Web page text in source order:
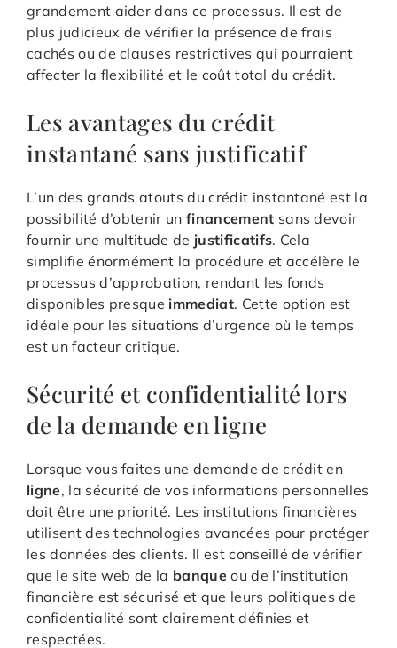
grandement aider dans ce processus. Il est de
plus judicieux de vérifier la présence de frais
cachés ou de clauses restrictives qui pourraient
affecter la flexibilité et le coût total du crédit.
Les avantages du crédit
instantané sans justificatif
L’un des grands atouts du crédit instantané est la
possibilité d’obtenir unfinancement sans devoir
fournir une multitude de justificatifs. Cela
simplifie énormément la procédure et accélère le
processus d’approbation, rendant les fonds
disponibles presque immediat. Cette option est
idéale pour les situations d’urgence où le temps
est un facteur critique.
Sécurité et confidentialité lors
de la demande en ligne
Lorsque vous faites une demande de crédit en
ligne, la sécurité de vos informations personnelles
doit être une priorité. Les institutions financières
utilisent des technologies avancées pour protéger
les données des clients. Il est conseillé de vérifier
que le site web de la banqueou de l’institution
financière est sécurisé et que leurs politiques de
confidentialité sont clairement définies et
respectées.